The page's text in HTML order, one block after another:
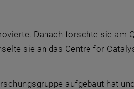
Danach forschte sie am
sie an das Centre for
aufgebaut hat